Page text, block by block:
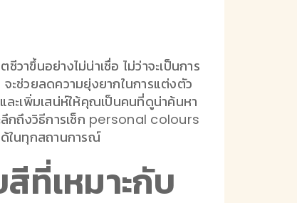
าขึ้นอย่างไม่น่าเชื่อ ไม่ว่าจะเป็นการ
จะช่วยลดความยุ่งยากในการแต่งตัว
ละเพิ่มเสน่ห์ให้คุณเป็นคนที่ดูน่าค้นหา
กถึงวิธีการเช็ก personal colours
ด้ในทุกสถานการณ์
ที่เหมาะกับ